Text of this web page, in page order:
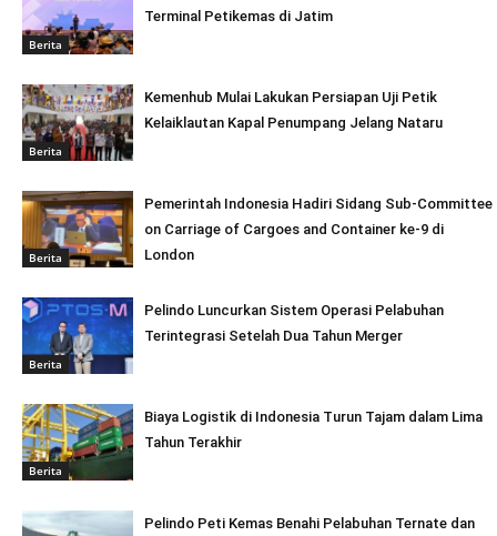
Berita
Terminal Petikemas di Jatim
Berita
Kemenhub Mulai Lakukan Persiapan Uji Petik
Kelaiklautan Kapal Penumpang Jelang Nataru
Berita
Pemerintah Indonesia Hadiri Sidang Sub-Committee
on Carriage of Cargoes and Container ke-9 di
London
Berita
Pelindo Luncurkan Sistem Operasi Pelabuhan
Terintegrasi Setelah Dua Tahun Merger
Berita
Biaya Logistik di Indonesia Turun Tajam dalam Lima
Tahun Terakhir
Pelindo Peti Kemas Benahi Pelabuhan Ternate dan